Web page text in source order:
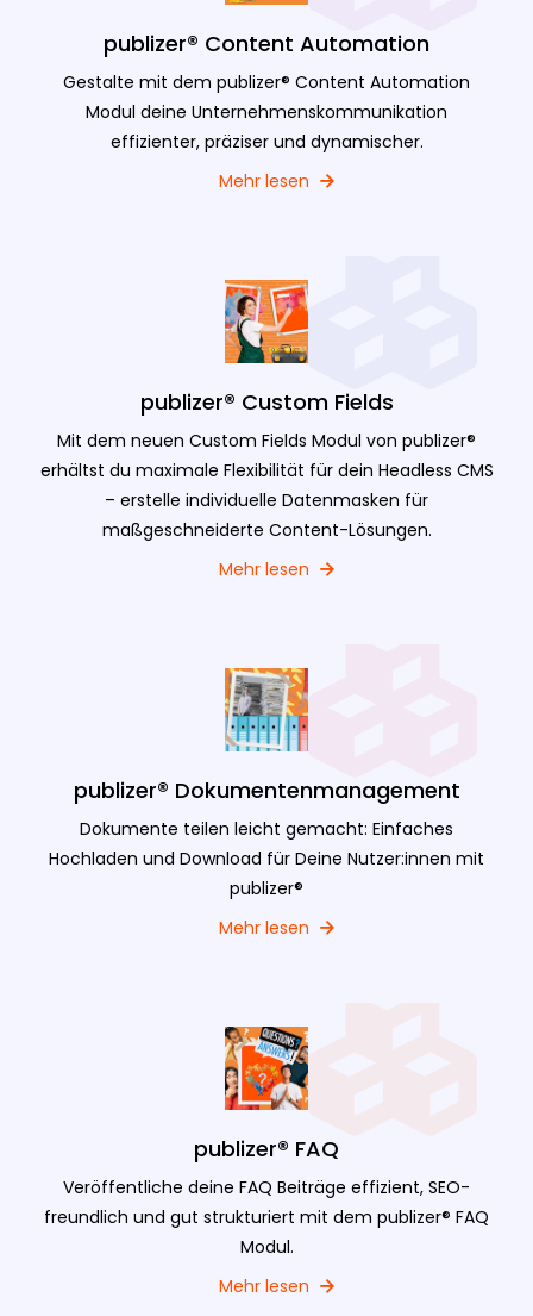
publizer® Content Automation
Gestalte mit dem publizer® Content Automation
Modul deine Unternehmenskommunikation
effizienter, präziser und dynamischer.
Mehr lesen
publizer® Custom Fields
Mit dem neuen Custom Fields Modul von publizer®
erhältst du maximale Flexibilität für dein Headless CMS
– erstelle individuelle Datenmasken für
maßgeschneiderte Content-Lösungen.
Mehr lesen
publizer® Dokumentenmanagement
Dokumente teilen leicht gemacht: Einfaches
Hochladen und Download für Deine Nutzer:innen mit
publizer®
Mehr lesen
publizer® FAQ
Veröffentliche deine FAQ Beiträge effizient, SEO-
freundlich und gut strukturiert mit dem publizer® FAQ
Modul.
Mehr lesen